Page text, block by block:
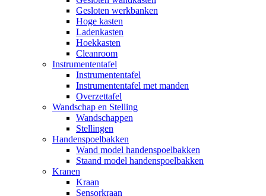
Gesloten werkbanken
Hoge kasten
Ladenkasten
Hoekkasten
Cleanroom
Instrumententafel
Instrumententafel
Instrumententafel met manden
Overzettafel
Wandschap en Stelling
Wandschappen
Stellingen
Handenspoelbakken
Wand model handenspoelbakken
Staand model handenspoelbakken
Kranen
Kraan
Sensorkraan